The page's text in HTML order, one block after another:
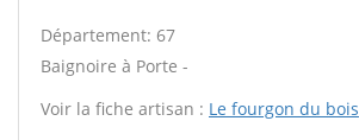
Département: 67
Baignoire à Porte -
Voir la fiche artisan : Le fourgon du bois